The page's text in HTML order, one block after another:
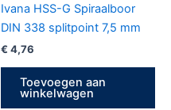
Ivana HSS-G Spiraalboor
DIN 338 splitpoint 7,5 mm
€ 4,76
Toevoegen aan
winkelwagen